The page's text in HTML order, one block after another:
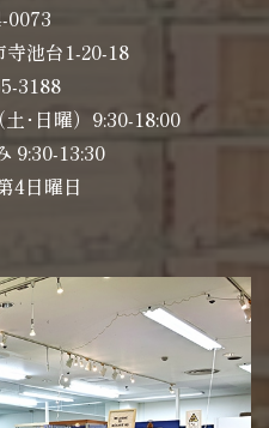
0073
池台1-20-18
3188
土･日曜）9:30-18:00
9:30-13:30
4日曜日